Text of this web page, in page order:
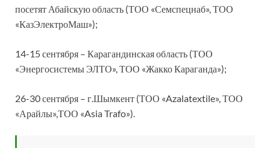
посетят Абайскую область (ТОО «Семспецнаб», ТОО
«КазЭлектроМаш»);
14-15 сентября – Карагандинская область (ТОО
«Энергосистемы ЭЛТО», ТОО «Жакко Караганда»);
26-30 сентября – г.Шымкент (ТОО «Azalatextile», ТОО
«Арайлы»,ТОО «Asia Trafo»).